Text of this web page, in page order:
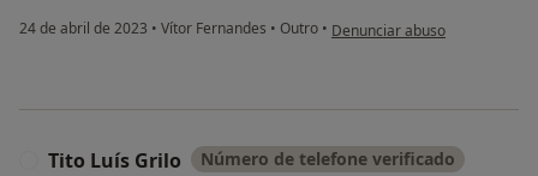
24 de abril de 2023 • Vítor Fernandes • Outro • na opinião do utilizador José
Denunciar abuso
Tito Luís Grilo Número de telefone verificado